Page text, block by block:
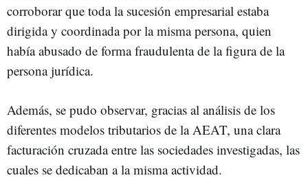
corroborar que toda la sucesión empresarial estaba
dirigida y coordinada por la misma persona, quien
había abusado de forma fraudulenta de la figura de la
persona jurídica.
Además, se pudo observar, gracias al análisis de los
diferentes modelos tributarios de la AEAT, una clara
facturación cruzada entre las sociedades investigadas, las
cuales se dedicaban a la misma actividad.